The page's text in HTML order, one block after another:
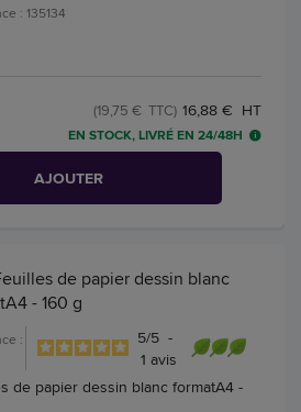
: 135134
16,88 € HT
(19,75 € TTC)
EN STOCK, LIVRÉ EN 24/48H
AJOUTER
de papier dessin blanc
- 160 g
:
5/5 -
1 avis
de papier dessin blanc formatA4 -